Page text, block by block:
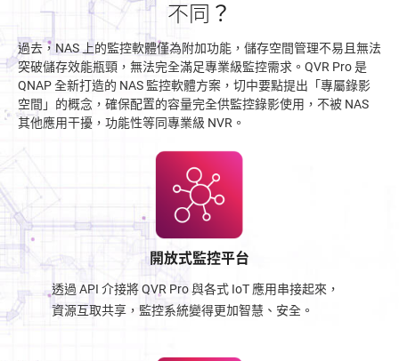
不同？
過去，NAS 上的監控軟體僅為附加功能，儲存空間管理不易且無法
突破儲存效能瓶頸，無法完全滿足專業級監控需求。QVR Pro 是
QNAP 全新打造的 NAS 監控軟體方案，切中要點提出「專屬錄影
空間」的概念，確保配置的容量完全供監控錄影使用，不被 NAS
其他應用干擾，功能性等同專業級 NVR。
開放式監控平台
透過 API 介接將 QVR Pro 與各式 IoT 應用串接起來，
資源互取共享，監控系統變得更加智慧、安全。